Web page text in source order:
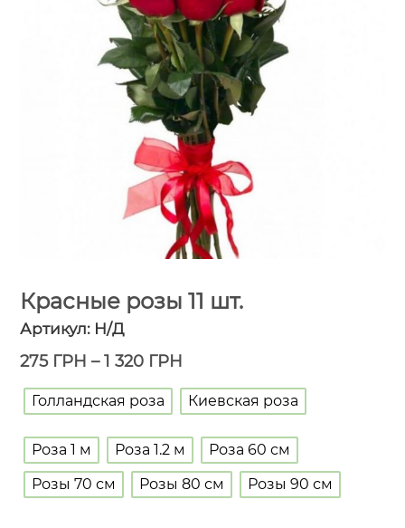
Красные розы 11 шт.
Артикул: Н/Д
275 ГРН –1 320 ГРН
Голландская роза Киевская роза
Роза 1 м Роза 1.2 м
Роза 60 см
Розы 70 см
Розы 80 см Розы 90 см